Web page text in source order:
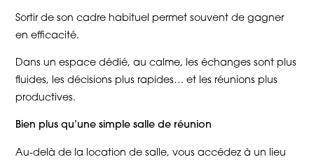
Sortir de son cadre habituel permet souvent de gagner
en efficacité.
Dans un espace dédié, au calme, les échanges sont plus
fluides, les décisions plus rapides… et les réunions plus
productives.
Bien plus qu’une simple salle de réunion
Au-delà de la location de salle, vous accédez à un lieu